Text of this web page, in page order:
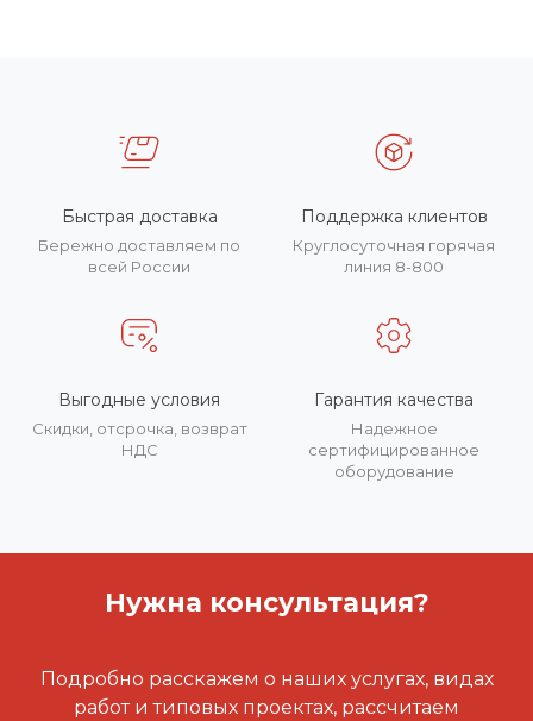
Быстрая доставка
Бережно доставляем по
всей России
Поддержка клиентов
Круглосуточная горячая
линия 8-800
Выгодные условия
Скидки, отсрочка, возврат
НДС
Гарантия качества
Надежное
сертифицированное
оборудование
Нужна консультация?
Подробно расскажем о наших услугах, видах
работ и типовых проектах, рассчитаем